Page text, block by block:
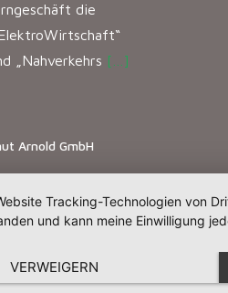
die
„Nahverkehrs […]
Arnold GmbH
Tracking-Technologien von
und kann meine Einwilligung
VERWEIGERN